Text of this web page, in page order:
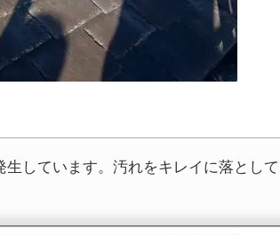
しています。汚れをキレイに落として